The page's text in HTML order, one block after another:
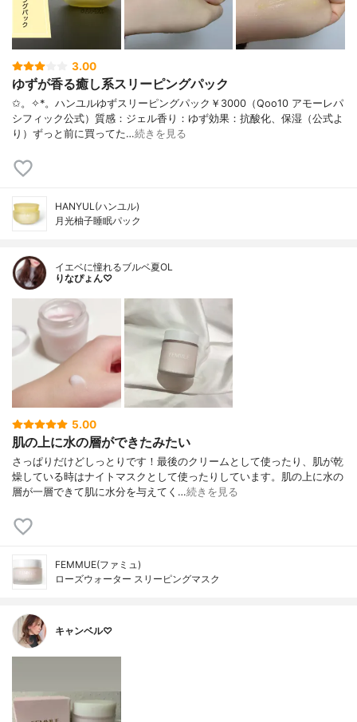
3.00
ゆずが香る癒し系スリーピングパック
✩。✧*。ハンユルゆずスリーピングパック￥3000（Qoo10 アモーレパ
シフィック公式）質感：ジェル香り：ゆず効果：抗酸化、保湿（公式よ
り）ずっと前に買ってた…続きを見る
HANYUL(ハンユル)
月光柚子睡眠パック
イエベに憧れるブルベ夏OL
りなぴょん♡
5.00
肌の上に水の層ができたみたい
さっぱりだけどしっとりです！最後のクリームとして使ったり、肌が乾
燥している時はナイトマスクとして使ったりしています。肌の上に水の
層が一層できて肌に水分を与えてく…続きを見る
FEMMUE(ファミュ)
ローズウォーター スリーピングマスク
キャンベル♡